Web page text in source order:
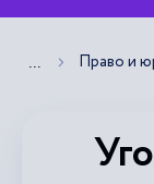
Показать больше
Право и